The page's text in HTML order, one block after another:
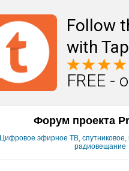
Follow
with
FREE -
Форум проекта
Цифровое эфирное ТВ, спутниковое,
радиовещание